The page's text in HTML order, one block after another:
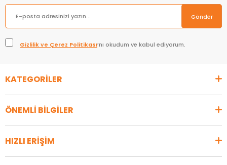
Gönder
Gizlilik ve Çerez Politikası’nı okudum ve kabul ediyorum.
KATEGORİLER
ÖNEMLİ BİLGİLER
HIZLI ERİŞİM